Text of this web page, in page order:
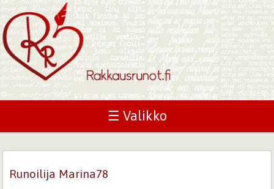
☰ Valikko
Runoilija Marina78